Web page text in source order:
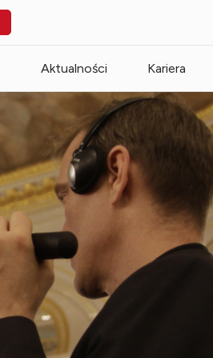
Aktualności Kariera